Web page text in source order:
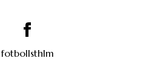
fotbollsthlm